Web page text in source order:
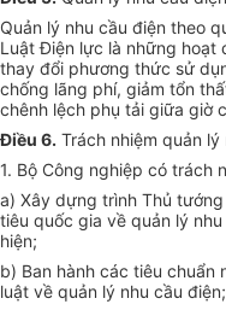
Quản lý nhu cầu điện theo
Luật Điện lực là những hoạt
thay đổi phương thức sử
chống lãng phí, giảm tổn
chênh lệch phụ tải giữa giờ
Điều 6. Trách nhiệm quản lý
1. Bộ Công nghiệp có trách
a) Xây dựng trình Thủ
tiêu quốc gia về quản lý
hiện;
b) Ban hành các tiêu chuẩn
luật về quản lý nhu cầu điện;